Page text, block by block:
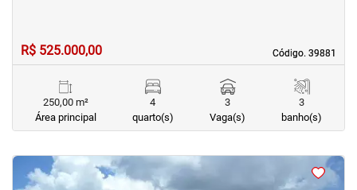
Código. 39881
Código. 39881
R$ 525.000,00
250,00 m²
Área principal
4
quarto(s)
3
Vaga(s)
3
banho(s)
<